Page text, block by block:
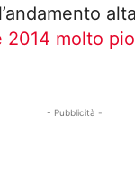
2014 molto
- Pubblicità -